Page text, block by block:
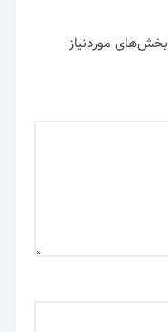
بخش‌های موردنیاز